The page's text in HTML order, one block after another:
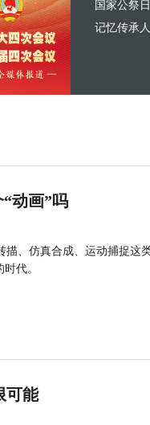
国家公祭
记忆传承人
动画”吗
、仿真合成、运动捕捉
代。
可能